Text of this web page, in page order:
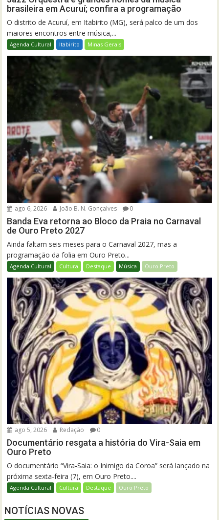
brasileira em Acuruí; confira a programação
O distrito de Acuruí, em Itabirito (MG), será palco de um dos
maiores encontros entre música,...
Agenda Cultural Itabirito Minas Gerais
ago 6, 2026 João B. N. Gonçalves 0
Banda Eva retorna ao Bloco da Praia no Carnaval
de Ouro Preto 2027
Ainda faltam seis meses para o Carnaval 2027, mas a
programação da folia em Ouro Preto...
Agenda Cultural Cultura Destaque Música Ouro Preto
ago 5, 2026 Redação 0
Documentário resgata a história do Vira-Saia em
Ouro Preto
O documentário “Vira-Saia: o Inimigo da Coroa” será lançado na
próxima sexta-feira (7), em Ouro Preto....
Agenda Cultural Cultura Destaque Ouro Preto
NOTÍCIAS NOVAS